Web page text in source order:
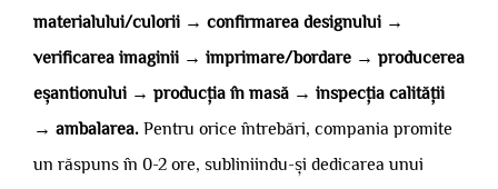
materialului/culorii → confirmarea designului →
verificarea imaginii → imprimare/bordare → producerea
eșantionului → producția în masă → inspecția calității
→ ambalarea. Pentru orice întrebări, compania promite
un răspuns în 0-2 ore, subliniindu-și dedicarea unui